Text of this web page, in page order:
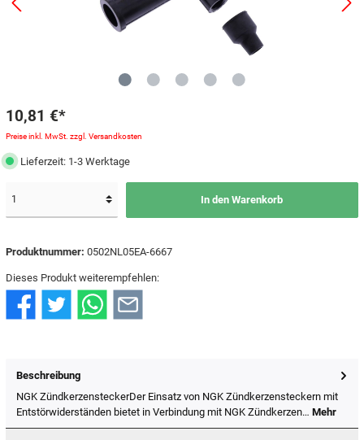
10,81 €*
Preise inkl. MwSt. zzgl. Versandkosten
Lieferzeit: 1-3 Werktage
In den Warenkorb
Produktnummer: 0502NL05EA-6667
Dieses Produkt weiterempfehlen:
Beschreibung
NGK ZündkerzensteckerDer Einsatz von NGK Zündkerzensteckern mit
Entstörwiderständen bietet in Verbindung mit NGK Zündkerzen… Mehr